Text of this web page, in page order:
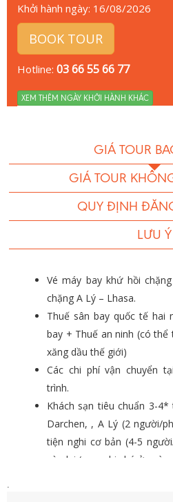
Khởi hành ngày: 16/08/2026
BOOK TOUR
Hotline: 03 66 55 66 77
XEM THÊM NGÀY KHỞI HÀNH KHÁC
GIÁ TOUR
GIÁ TOUR
QUY ĐỊNH
LƯU Ý
Vé máy bay khứ hồi
chặng A Lý – Lhasa.
Thuế sân bay quốc tế hai
bay + Thuế an ninh (có
xăng dầu thế giới)
Các chi phí vận chuyển
trình.
Khách sạn tiêu chuẩn 3-4*
Darchen, , A Lý (2 người/
tiện nghi cơ bản (4-5
còn lại (xem ghi chú ở ngày
.